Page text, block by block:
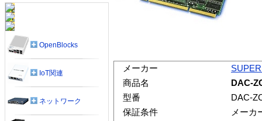
メーカー
商品名
DAC-
型番
DAC-
保証条件
メーカ
OpenBlocks
IoT関連
ネットワーク